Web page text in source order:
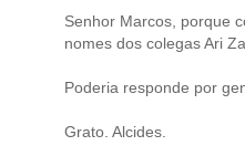
Senhor Marcos, porque
nomes dos colegas Ari
Poderia responde por
Grato. Alcides.